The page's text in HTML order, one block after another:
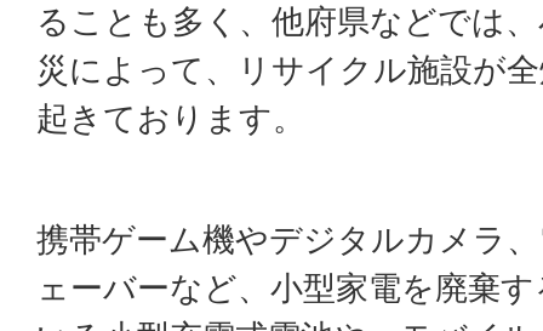
ることも多く、他府県などでは
災によって、リサイクル施設が
起きております。
携帯ゲーム機やデジタルカメラ
ェーバーなど、小型家電を廃棄